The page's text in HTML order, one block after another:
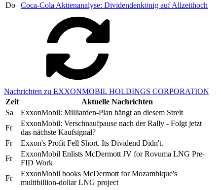
Do
Coca-Cola Aktienanalyse: Dividendenkönig auf Allzeithoch
Nachrichten zu EXXONMOBIL HOLDINGS CORPORATION
Zeit
Aktuelle Nachrichten
Sa
ExxonMobil: Milliarden-Plan hängt an diesem Streit
Fr
ExxonMobil: Verschnaufpause nach der Rally - Folgt jetzt
das nächste Kaufsignal?
Fr
Exxon's Profit Fell Short. Its Dividend Didn't.
Fr
ExxonMobil Enlists McDermott JV for Rovuma LNG Pre-
FID Work
Fr
ExxonMobil books McDermott for Mozambique's
multibillion-dollar LNG project